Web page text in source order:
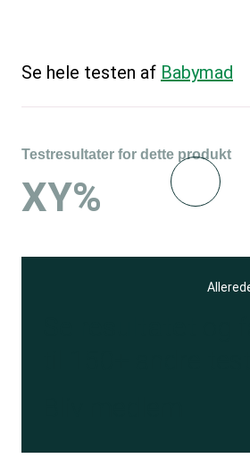
Se hele testen af Babymad
Testresultater for dette produkt
XY%